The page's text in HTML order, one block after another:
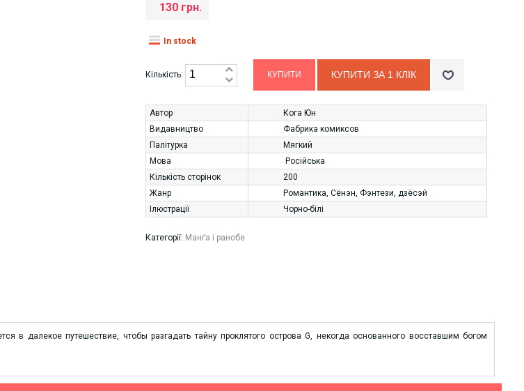
130 грн.
In stock
Кількість: КУПИТИ ЗА 1 КЛIК
Автор
Кога Юн
Видавництво
Фабрика комиксов
Палітурка
Мягкий
Мова
Російська
Кількість сторінок
200
Жанр
Романтика, Сёнэн, Фэнтези, дзёсэй
Ілюстрації
Чорно-білі
Категорії: Манґа і ранобе
далекое путешествие, чтобы разгадать тайну проклятого острова G, некогда основанного восставшим богом